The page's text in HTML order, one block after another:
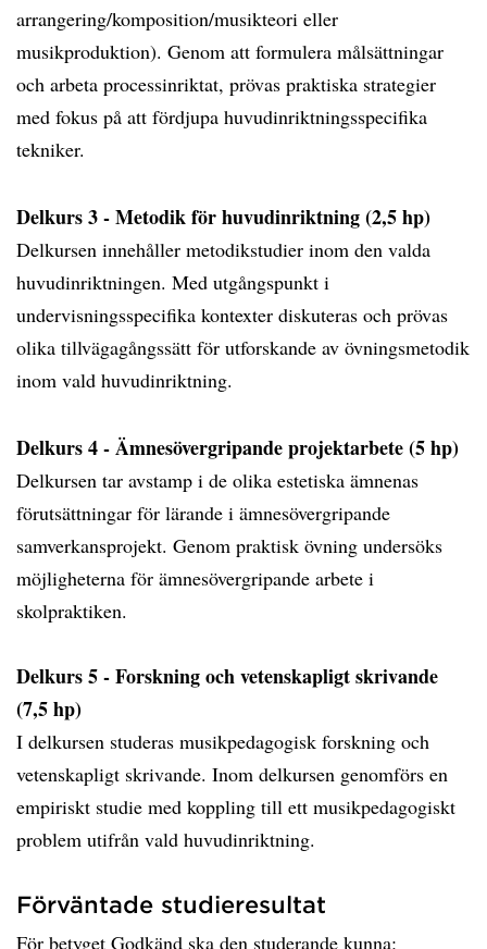
arrangering/komposition/musikteori eller
musikproduktion). Genom att formulera målsättningar
och arbeta processinriktat, prövas praktiska strategier
med fokus på att fördjupa huvudinriktningsspecifika
tekniker.
Delkurs 3 - Metodik för huvudinriktning (2,5 hp)
Delkursen innehåller metodikstudier inom den valda
huvudinriktningen. Med utgångspunkt i
undervisningsspecifika kontexter diskuteras och prövas
olika tillvägagångssätt för utforskande av övningsmetodik
inom vald huvudinriktning.
Delkurs 4 - Ämnesövergripande projektarbete (5 hp)
Delkursen tar avstamp i de olika estetiska ämnenas
förutsättningar för lärande i ämnesövergripande
samverkansprojekt. Genom praktisk övning undersöks
möjligheterna för ämnesövergripande arbete i
skolpraktiken.
Delkurs 5 - Forskning och vetenskapligt skrivande
(7,5 hp)
I delkursen studeras musikpedagogisk forskning och
vetenskapligt skrivande. Inom delkursen genomförs en
empiriskt studie med koppling till ett musikpedagogiskt
problem utifrån vald huvudinriktning.
Förväntade studieresultat
För betyget Godkänd ska den studerande kunna: